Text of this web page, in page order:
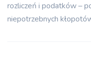
rozliczeń i podatków –
niepotrzebnych